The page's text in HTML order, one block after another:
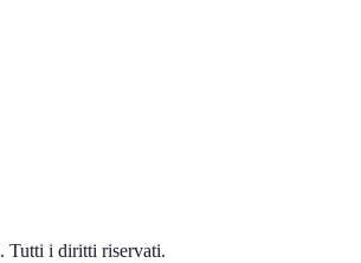
. Tutti i diritti riservati.